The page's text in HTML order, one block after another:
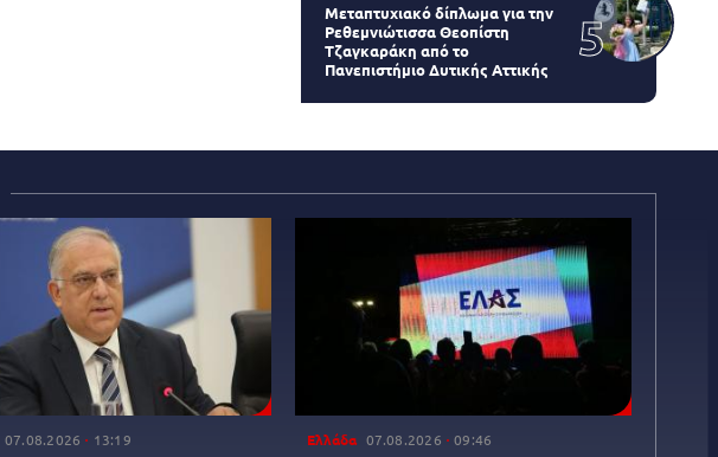
Μεταπτυχιακό δίπλωμα για την
Ρεθεμνιώτισσα Θεοπίστη
Τζαγκαράκη από το
Πανεπιστήμιο Δυτικής Αττικής
07.08.2026 13:19 Ελλάδα 07.08.2026 09:46